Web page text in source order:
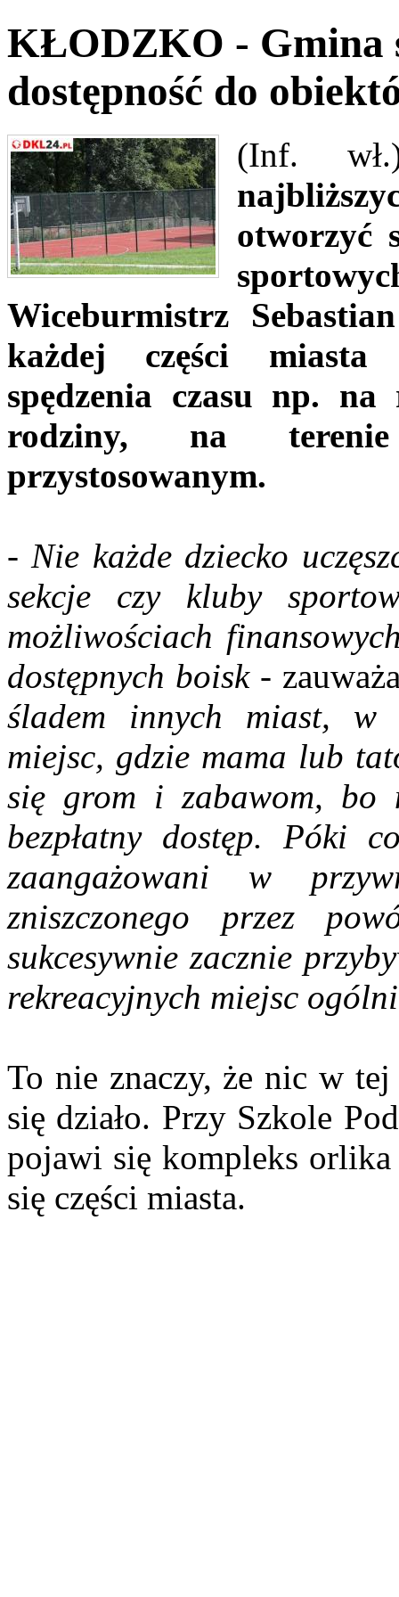
KŁODZKO - Gmina
dostępność do
(Inf.
otworzyć
Wiceburmistrz
każdej części miasta
spędzenia czasu np.
rodziny, na
przystosowanym.
- Nie każde dziecko
sekcje czy kluby
możliwościach
dostępnych boisk -
śladem innych miast, w
miejsc, gdzie mama lub
się grom i zabawom,
bezpłatny dostęp. Póki
zaangażowani w
zniszczonego przez
sukcesywnie zacznie
rekreacyjnych miejsc
To nie znaczy, że nic w
się działo. Przy Szkole
pojawi się kompleks
się części miasta.